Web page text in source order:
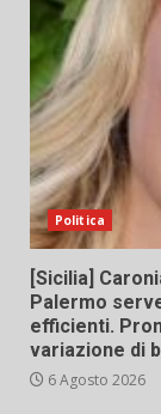
Politica
[Sicilia]
Palermo
efficienti.
variazione di
6 Agosto 2026